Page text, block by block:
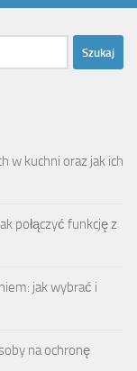
w kuchni oraz jak ich
połączyć funkcję z
jak wybrać i
na ochronę